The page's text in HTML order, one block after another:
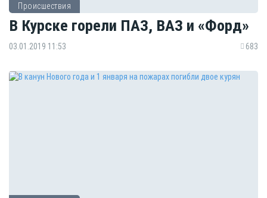
Происшествия
В Курске горели ПАЗ, ВАЗ и «Форд»
03.01.2019 11:53 683